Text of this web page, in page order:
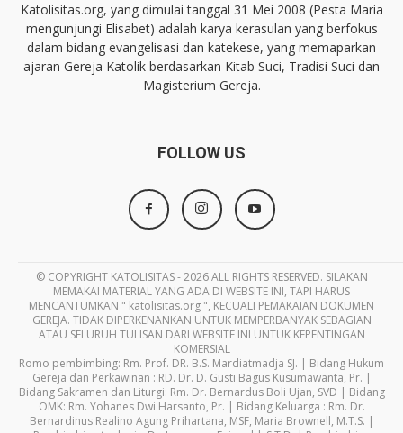
Katolisitas.org, yang dimulai tanggal 31 Mei 2008 (Pesta Maria
mengunjungi Elisabet) adalah karya kerasulan yang berfokus
dalam bidang evangelisasi dan katekese, yang memaparkan
ajaran Gereja Katolik berdasarkan Kitab Suci, Tradisi Suci dan
Magisterium Gereja.
FOLLOW US
© COPYRIGHT KATOLISITAS - 2026 ALL RIGHTS RESERVED. SILAKAN
MEMAKAI MATERIAL YANG ADA DI WEBSITE INI, TAPI HARUS
MENCANTUMKAN " katolisitas.org ", KECUALI PEMAKAIAN DOKUMEN
GEREJA. TIDAK DIPERKENANKAN UNTUK MEMPERBANYAK SEBAGIAN
ATAU SELURUH TULISAN DARI WEBSITE INI UNTUK KEPENTINGAN
KOMERSIAL
Romo pembimbing: Rm. Prof. DR. B.S. Mardiatmadja SJ. | Bidang Hukum
Gereja dan Perkawinan : RD. Dr. D. Gusti Bagus Kusumawanta, Pr. |
Bidang Sakramen dan Liturgi: Rm. Dr. Bernardus Boli Ujan, SVD | Bidang
OMK: Rm. Yohanes Dwi Harsanto, Pr. | Bidang Keluarga : Rm. Dr.
Bernardinus Realino Agung Prihartana, MSF, Maria Brownell, M.T.S. |